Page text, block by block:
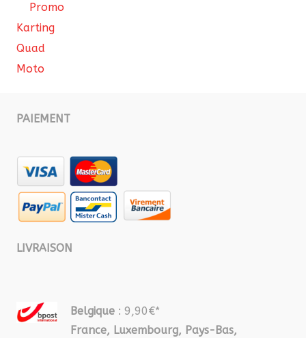
Promo
Karting
Quad
Moto
PAIEMENT
LIVRAISON
Belgique : 9,90€*
France, Luxembourg, Pays-Bas,